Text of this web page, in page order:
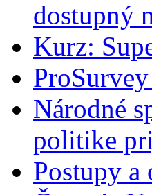
dostupný
Kurz:
Národné
politike
Postupy a